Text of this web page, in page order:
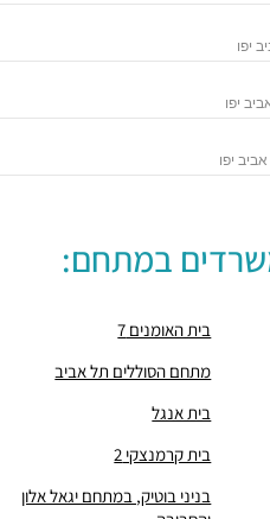
במתחם:
בית האומנים 7
מתחם הסוללים תל אביב
בית אנגל
בית קרמנצקי 2
בניני בוטיק, במתחם יגאל אלון